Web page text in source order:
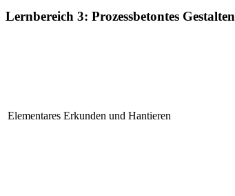
Lernbereich 3: Prozessbetontes Gestalten
Elementares Erkunden und Hantieren